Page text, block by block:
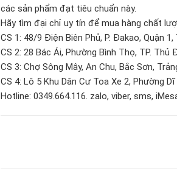
các sản phẩm đạt tiêu chuẩn này.
Hãy tìm đại chỉ uy tín để mua hàng chất
CS 1: 48/9 Điện Biên Phủ, P. Đakao, Quận 1,
CS 2: 28 Bác Ái, Phường Bình Thọ, TP. Thủ
CS 3: Chợ Sông Mây, An Chu, Bắc Sơn,
CS 4: Lô 5 Khu Dân Cư Toa Xe 2, Phường
Hotline: 0349.664.116. zalo, viber, sms,